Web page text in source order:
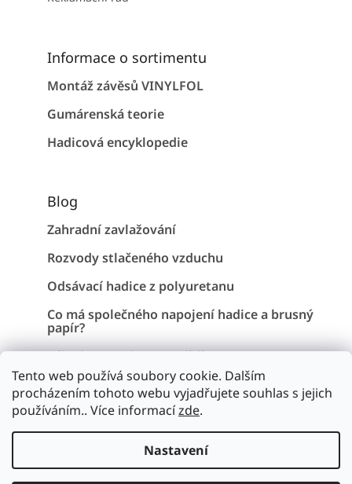
Tento web používá soubory cookie. Dalším
procházením tohoto webu vyjadřujete souhlas s jejich
používáním.. Více informacízde.
Nastavení
Informace o sortimentu
Montáž závěsů VINYLFOL
Gumárenská teorie
Hadicová encyklopedie
Blog
Zahradní zavlažování
Rozvody stlačeného vzduchu
Odsávací hadice z polyuretanu
Co má společného napojení hadice a brusný
papír?
Záhadu Stonehenge vyřešena !
Copyright 2026Hadice a pryž. Všechna práva vyhrazena.